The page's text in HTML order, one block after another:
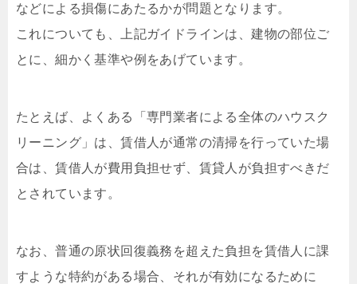
などによる損傷にあたるかが問題となります。
これについても、上記ガイドラインは、建物の部位ご
とに、細かく基準や例をあげています。
たとえば、よくある「専門業者による全体のハウスク
リーニング」は、賃借人が通常の清掃を行っていた場
合は、賃借人が費用負担せず、賃貸人が負担すべきだ
とされています。
なお、普通の原状回復義務を超えた負担を賃借人に課
すような特約がある場合、それが有効になるために